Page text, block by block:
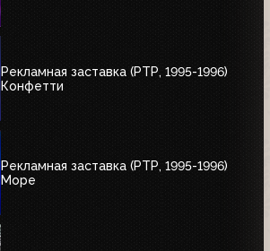
Рекламная заставка (РТР, 1995-1996)
Конфетти
Рекламная заставка (РТР, 1995-1996)
Море